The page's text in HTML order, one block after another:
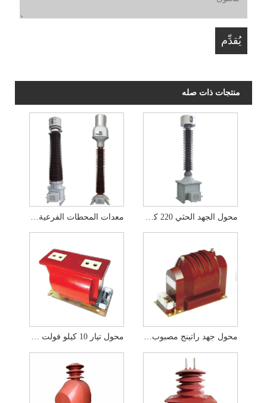
منتجات ذات صله
محول تيار 10 كيلو فولت من النوع الجاف راتنجات الايبوكسي محول جهد راتينج مصبوب 10 كيلو فولت